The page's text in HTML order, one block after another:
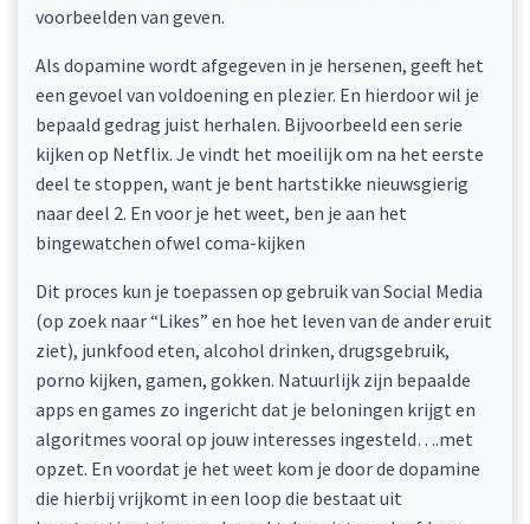
voorbeelden van geven.
Als dopamine wordt afgegeven in je hersenen, geeft het
een gevoel van voldoening en plezier. En hierdoor wil je
bepaald gedrag juist herhalen. Bijvoorbeeld een serie
kijken op Netflix. Je vindt het moeilijk om na het eerste
deel te stoppen, want je bent hartstikke nieuwsgierig
naar deel 2. En voor je het weet, ben je aan het
bingewatchen ofwel coma-kijken
Dit proces kun je toepassen op gebruik van Social Media
(op zoek naar “Likes” en hoe het leven van de ander eruit
ziet), junkfood eten, alcohol drinken, drugsgebruik,
porno kijken, gamen, gokken. Natuurlijk zijn bepaalde
apps en games zo ingericht dat je beloningen krijgt en
algoritmes vooral op jouw interesses ingesteld….met
opzet. En voordat je het weet kom je door de dopamine
die hierbij vrijkomt in een loop die bestaat uit